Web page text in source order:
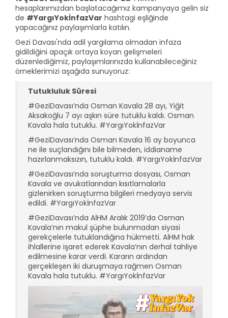
hesaplarımızdan başlatacağımız kampanyaya gelin siz
de #YargıYokİnfazVar hashtagi eşliğinde
yapacağınız paylaşımlarla katılın.
Gezi Davası'nda adil yargılama olmadan infaza
gidildiğini apaçık ortaya koyan gelişmeleri
düzenlediğimiz, paylaşımlarınızda kullanabileceğiniz
örneklerimizi aşağıda sunuyoruz:
Tutukluluk Süresi
#GeziDavası’nda Osman Kavala 28 ayı, Yiğit
Aksakoğlu 7 ayı aşkın süre tutuklu kaldı. Osman
Kavala hala tutuklu. #YargıYokİnfazVar
#GeziDavası’nda Osman Kavala 16 ay boyunca
ne ile suçlandığını bile bilmeden, iddianame
hazırlanmaksızın, tutuklu kaldı. #YargıYokİnfazVar
#GeziDavası’nda soruşturma dosyası, Osman
Kavala ve avukatlarından kısıtlamalarla
gizlenirken soruşturma bilgileri medyaya servis
edildi. #YargıYokİnfazVar
#GeziDavası’nda AİHM Aralık 2019’da Osman
Kavala’nın makul şüphe bulunmadan siyasi
gerekçelerle tutuklandığına hükmetti. AİHM hak
ihlallerine işaret ederek Kavala’nın derhal tahliye
edilmesine karar verdi. Kararın ardından
gerçekleşen iki duruşmaya rağmen Osman
Kavala hala tutuklu. #YargıYokİnfazVar